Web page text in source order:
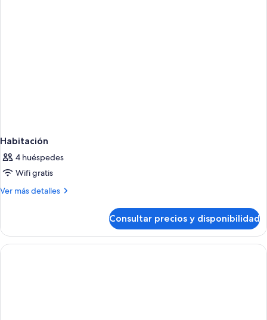
Habitación
4 huéspedes
Wifi gratis
Ver más detalles
Más
Consultar precios y disponibilidad